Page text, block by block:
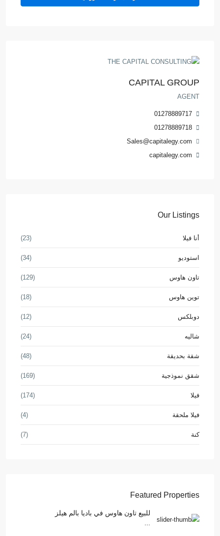
CAPITAL GROUP
AGENT
01278889717
01278889718
Sales@capitalegy.com
capitalegy.com
Our Listings
أنا فيلا (23)
استوديو (34)
تاون هاوس (129)
توين هاوس (18)
دوبلكس (12)
شاليه (24)
شقة بحديقة (48)
شقق نموذجية (169)
فيلا (174)
فيلا ملحقة (4)
كنة (7)
Featured Properties
للبيع تاون هاوس في باديا بالم هيلز